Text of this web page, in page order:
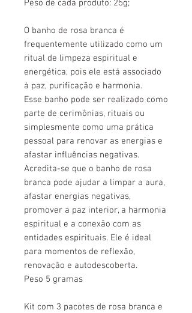
Peso de cada produto: 25g;
O banho de rosa branca é
frequentemente utilizado como um
ritual de limpeza espiritual e
energética, pois ele está associado
à paz, purificação e harmonia.
Esse banho pode ser realizado como
parte de cerimônias, rituais ou
simplesmente como uma prática
pessoal para renovar as energias e
afastar influências negativas.
Acredita-se que o banho de rosa
branca pode ajudar a limpar a aura,
afastar energias negativas,
promover a paz interior, a harmonia
espiritual e a conexão com as
entidades espirituais. Ele é ideal
para momentos de reflexão,
renovação e autodescoberta.
Peso 5 gramas
Kit com 3 pacotes de rosa branca e